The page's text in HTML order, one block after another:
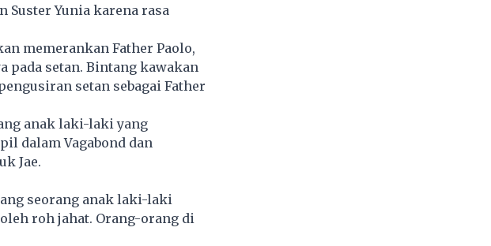
Suster Yunia karena rasa
memerankan Father Paolo,
pada setan. Bintang kawakan
setan sebagai Father
anak laki-laki yang
dalam Vagabond dan
Jae.
seorang anak laki-laki
roh jahat. Orang-orang di